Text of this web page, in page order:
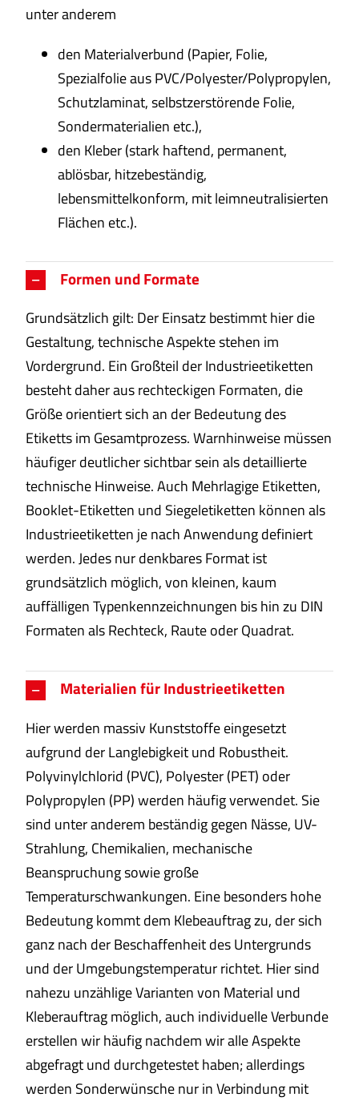
unter anderem
den Materialverbund (Papier, Folie,
Spezialfolie aus PVC/Polyester/Polypropylen,
Schutzlaminat, selbstzerstörende Folie,
Sondermaterialien etc.),
den Kleber (stark haftend, permanent,
ablösbar, hitzebeständig,
lebensmittelkonform, mit leimneutralisierten
Flächen etc.).
Formen und Formate
Grundsätzlich gilt: Der Einsatz bestimmt hier die
Gestaltung, technische Aspekte stehen im
Vordergrund. Ein Großteil der Industrieetiketten
besteht daher aus rechteckigen Formaten, die
Größe orientiert sich an der Bedeutung des
Etiketts im Gesamtprozess. Warnhinweise müssen
häufiger deutlicher sichtbar sein als detaillierte
technische Hinweise. Auch Mehrlagige Etiketten,
Booklet-Etiketten und Siegeletiketten können als
Industrieetiketten je nach Anwendung definiert
werden. Jedes nur denkbares Format ist
grundsätzlich möglich, von kleinen, kaum
auffälligen Typenkennzeichnungen bis hin zu DIN
Formaten als Rechteck, Raute oder Quadrat.
Materialien für Industrieetiketten
Hier werden massiv Kunststoffe eingesetzt
aufgrund der Langlebigkeit und Robustheit.
Polyvinylchlorid (PVC), Polyester (PET) oder
Polypropylen (PP) werden häufig verwendet. Sie
sind unter anderem beständig gegen Nässe, UV-
Strahlung, Chemikalien, mechanische
Beanspruchung sowie große
Temperaturschwankungen. Eine besonders hohe
Bedeutung kommt dem Klebeauftrag zu, der sich
ganz nach der Beschaffenheit des Untergrunds
und der Umgebungstemperatur richtet. Hier sind
nahezu unzählige Varianten von Material und
Kleberauftrag möglich, auch individuelle Verbunde
erstellen wir häufig nachdem wir alle Aspekte
abgefragt und durchgetestet haben; allerdings
werden Sonderwünsche nur in Verbindung mit